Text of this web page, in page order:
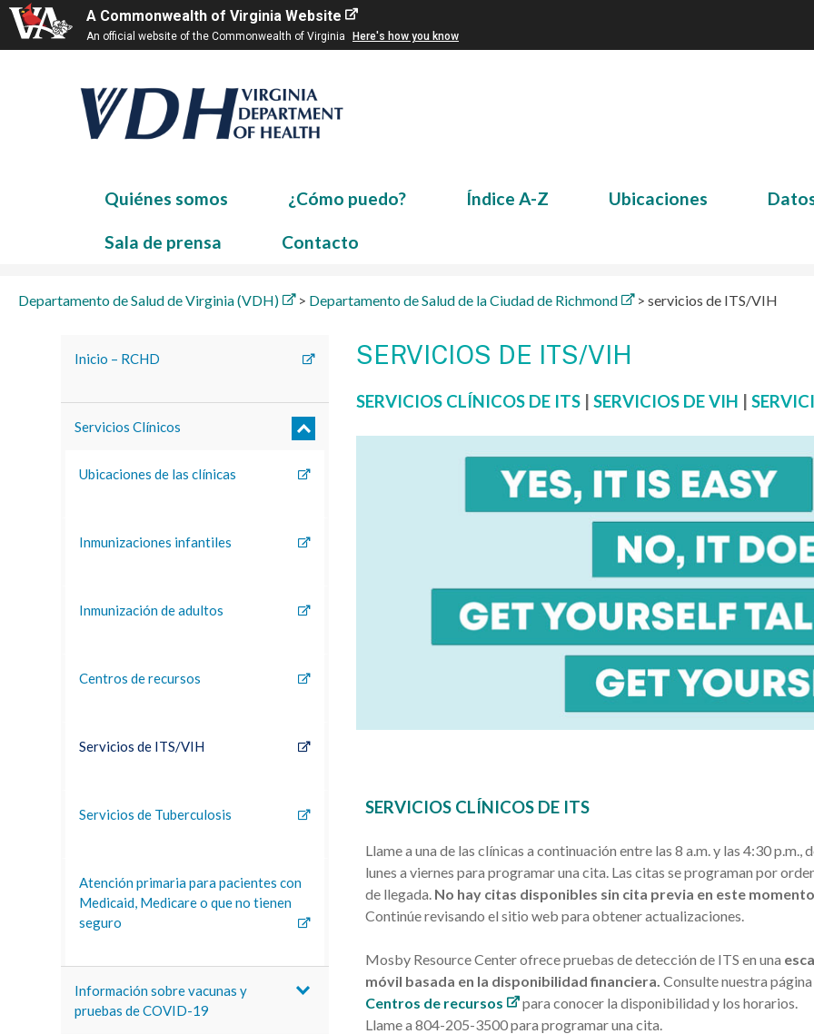
A Commonwealth of Virginia Website
An official website of the Commonwealth of Virginia Here's how you know
Quiénes somos ¿Cómo puedo? Índice A-Z Ubicaciones
Sala de prensa Contacto
Departamento de Salud de Virginia (VDH) > Departamento de Salud de la Ciudad de Richmond > servicios de ITS/VIH
Inicio – RCHD
Servicios Clínicos
Ubicaciones de las clínicas
Inmunizaciones infantiles
Inmunización de adultos
Centros de recursos
Servicios de ITS/VIH
Servicios de Tuberculosis
Atención primaria para pacientes con
Medicaid, Medicare o que no tienen
seguro
Información sobre vacunas y
pruebas de COVID-19
SERVICIOS DE ITS/VIH
SERVICIOS CLÍNICOS DE ITS |SERVICIOS DE VIH |
SERVICIOS CLÍNICOS DE ITS
Llame a una de las clínicas a continuación entre las 8 a.m. y las 4:30 p.m.,
lunes a viernes para programar una cita. Las citas se programan por
de llegada. No hay citas disponibles sin cita previa en este
Continúe revisando el sitio web para obtener actualizaciones.
Mosby Resource Center ofrece pruebas de detección de ITS en una
móvil basada en la disponibilidad financiera. Consulte nuestra
Centros de recursos
para conocer la disponibilidad y los horarios.
Llame a 804-205-3500 para programar una cita.